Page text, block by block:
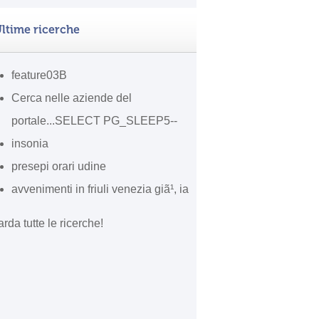
ricerche
feature03B
Cerca nelle aziende del
portale...SELECT PG_SLEEP5--
insonia
presepi orari udine
avvenimenti in friuli venezia giã¹, ia
tutte le ricerche!